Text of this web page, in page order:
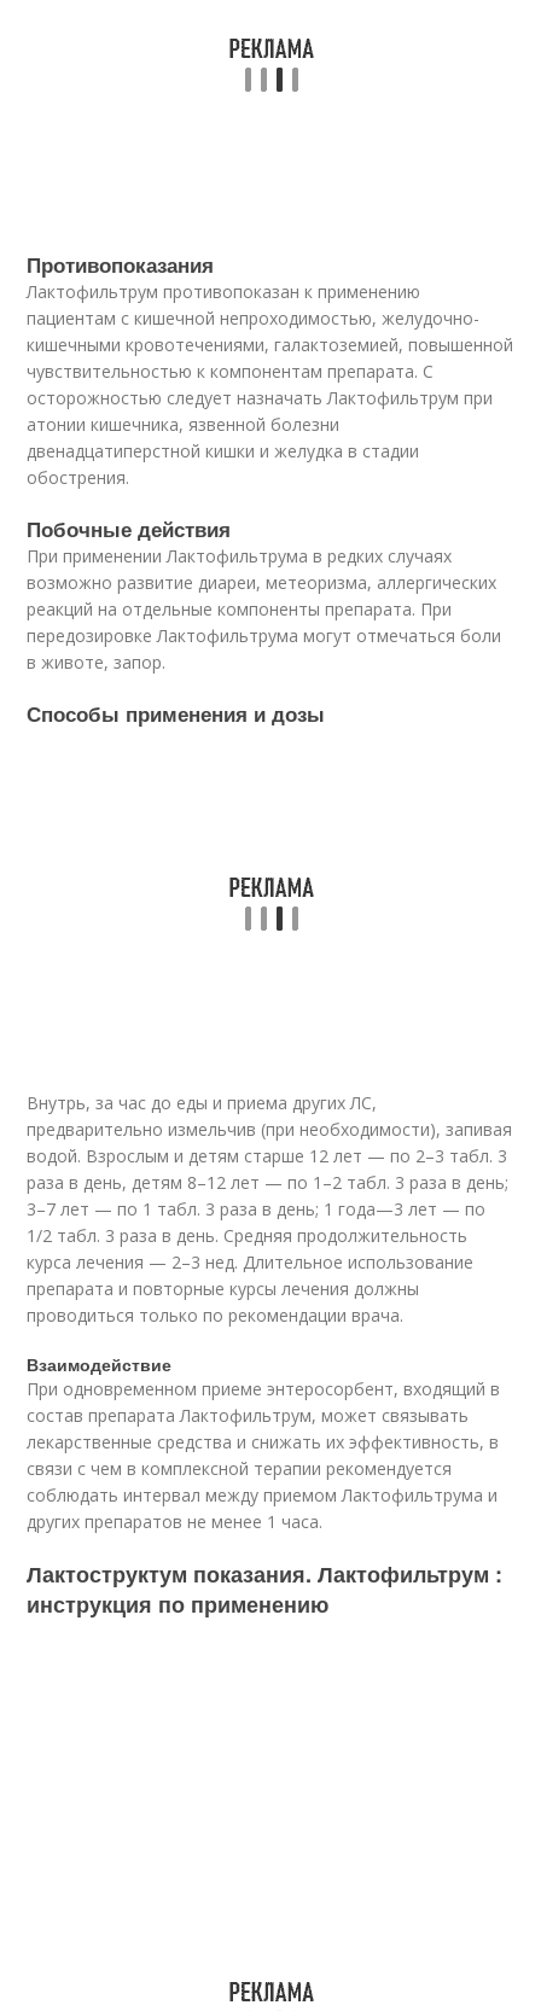
Противопоказания
Лактофильтрум противопоказан к применению
пациентам с кишечной непроходимостью, желудочно-
кишечными кровотечениями, галактоземией, повышенной
чувствительностью к компонентам препарата. С
осторожностью следует назначать Лактофильтрум при
атонии кишечника, язвенной болезни
двенадцатиперстной кишки и желудка в стадии
обострения.
Побочные действия
При применении Лактофильтрума в редких случаях
возможно развитие диареи, метеоризма, аллергических
реакций на отдельные компоненты препарата. При
передозировке Лактофильтрума могут отмечаться боли
в животе, запор.
Способы применения и дозы
Внутрь, за час до еды и приема других ЛС,
предварительно измельчив (при необходимости), запивая
водой. Взрослым и детям старше 12 лет — по 2–3 табл. 3
раза в день, детям 8–12 лет — по 1–2 табл. 3 раза в день;
3–7 лет — по 1 табл. 3 раза в день; 1 года—3 лет — по
1/2 табл. 3 раза в день. Средняя продолжительность
курса лечения — 2–3 нед. Длительное использование
препарата и повторные курсы лечения должны
проводиться только по рекомендации врача.
Взаимодействие
При одновременном приеме энтеросорбент, входящий в
состав препарата Лактофильтрум, может связывать
лекарственные средства и снижать их эффективность, в
связи с чем в комплексной терапии рекомендуется
соблюдать интервал между приемом Лактофильтрума и
других препаратов не менее 1 часа.
Лактоструктум показания. Лактофильтрум :
инструкция по применению